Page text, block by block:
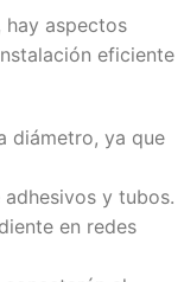
hay aspectos
eficiente
diámetro, ya que
y tubos.
en redes